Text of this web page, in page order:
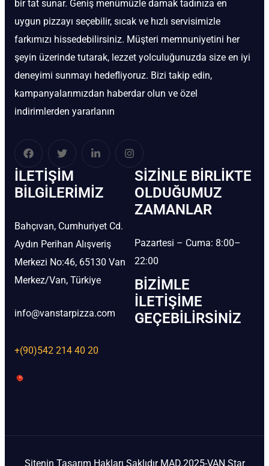
bir tat sunar. Geniş menümüzle damak tadınıza en
uygun pizzayı seçebilir, sıcak ve hızlı servisimizle
farkımızı hissedebilirsiniz. Müşteri memnuniyetini her
şeyin üzerinde tutarak, lezzet yolculuğunuzda size en iyi
deneyimi sunmayı hedefliyoruz. Bizi takip edin,
kampanyalarımızdan haberdar olun ve özel
indirimlerden yararlanın
İLETIŞIM
BİLGILERIMIZ
Bahçıvan, Cumhuriyet Cd.
Aydın Perihan Alışveriş
Merkezi No:46, 65130 Van
Merkez/Van, Türkiye
info@vanstarpizza.com
+(90)542 214 40 20
SIZINLE BIRLIKTE
OLDUĞUMUZ
ZAMANLAR
Pazartesi – Cuma: 8:00–
22:00
BIZIMLE
İLETIŞIME
GEÇEBILIRSINIZ
Sitenin Tasarım Hakları Saklıdır MAD.2025-VAN Star